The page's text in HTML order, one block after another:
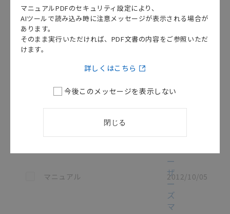
ュ
ル /
この資料を選択
マニュアル
M
ド
ー
ザ
ー
ズ
マ
2012/10/05
マニュアルPDFのセキュリティ設定により、
AIツールで読み込み時に注意メッセージが表示される場合が
あります。
そのまま実行いただければ、PDF文書の内容をご参照いただ
けます。
詳しくはこちら
今後このメッセージを表示しない
閉じる